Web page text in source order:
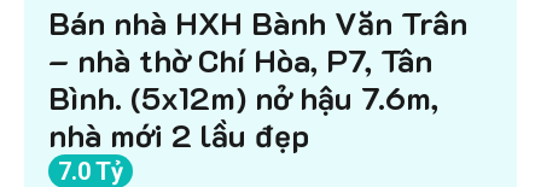
Bán nhà HXH Bành Văn Trân
– nhà thờ Chí Hòa, P7, Tân
Bình. (5x12m) nở hậu 7.6m,
nhà mới 2 lầu đẹp
7.0 Tỷ